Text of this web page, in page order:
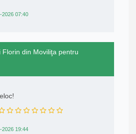
2026 07:40
Florin din Moviliţa pentru
2026 19:44